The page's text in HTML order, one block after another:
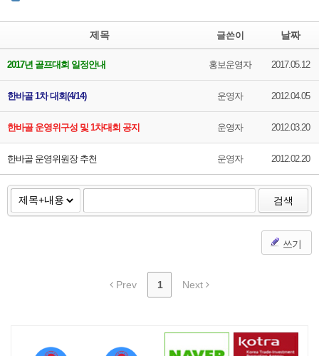
제목 글쓴이 날짜
2017년 골프대회 일정안내 홍보운영자 2017.05.12
한바골 1차 대회(4/14) 운영자 2012.04.05
한바골 운영위구성 및 1차대회 공지 운영자 2012.03.20
한바골 운영위원장 추천 운영자 2012.02.20
검색
쓰기
Prev 1 Next